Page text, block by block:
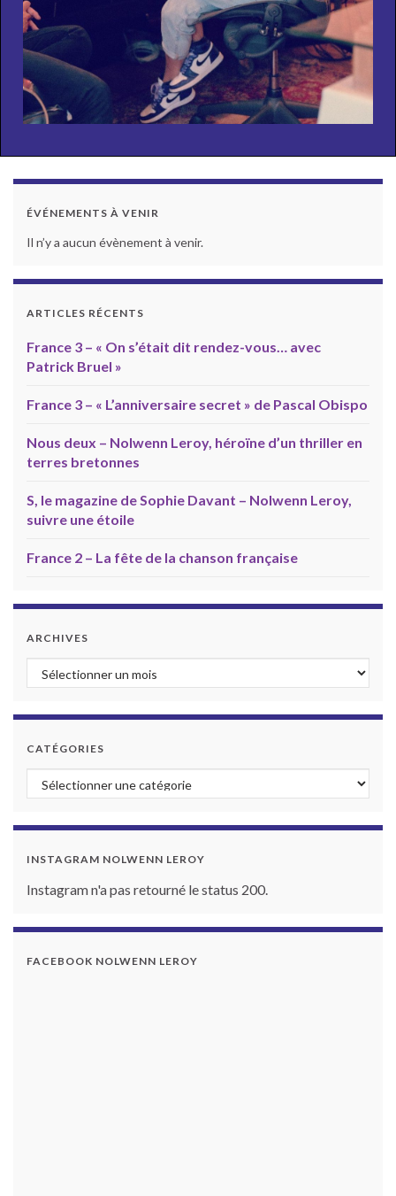
ÉVÉNEMENTS À VENIR
Il n’y a aucun évènement à venir.
ARTICLES RÉCENTS
France 3 – « On s’était dit rendez-vous… avec
Patrick Bruel »
France 3 – « L’anniversaire secret » de Pascal Obispo
Nous deux – Nolwenn Leroy, héroïne d’un thriller en
terres bretonnes
S, le magazine de Sophie Davant – Nolwenn Leroy,
suivre une étoile
France 2 – La fête de la chanson française
ARCHIVES
Archives
CATÉGORIES
Catégories
INSTAGRAM NOLWENN LEROY
Instagram n'a pas retourné le status 200.
FACEBOOK NOLWENN LEROY